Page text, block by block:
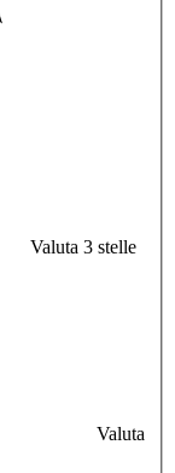
Valuta 3 stelle
Valuta